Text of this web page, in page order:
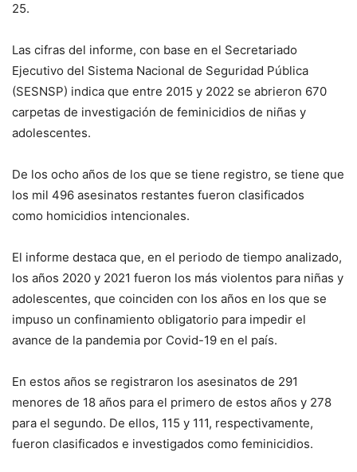
25.
Las cifras del informe, con base en el Secretariado
Ejecutivo del Sistema Nacional de Seguridad Pública
(SESNSP) indica que entre 2015 y 2022 se abrieron 670
carpetas de investigación de feminicidios de niñas y
adolescentes.
De los ocho años de los que se tiene registro, se tiene que
los mil 496 asesinatos restantes fueron clasificados
como homicidios intencionales.
El informe destaca que, en el periodo de tiempo analizado,
los años 2020 y 2021 fueron los más violentos para niñas y
adolescentes, que coinciden con los años en los que se
impuso un confinamiento obligatorio para impedir el
avance de la pandemia por Covid-19 en el país.
En estos años se registraron los asesinatos de 291
menores de 18 años para el primero de estos años y 278
para el segundo. De ellos, 115 y 111, respectivamente,
fueron clasificados e investigados como feminicidios.